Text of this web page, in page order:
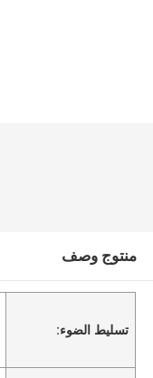
منتوج وصف
تسليط الضوء: